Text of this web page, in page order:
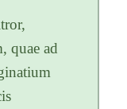
quae ad